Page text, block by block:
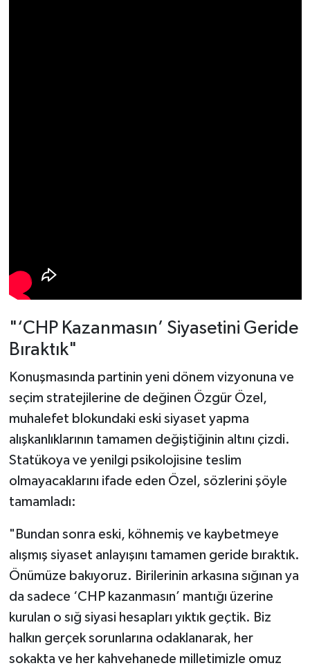
"‘CHP Kazanmasın’ Siyasetini Geride
Bıraktık"
Konuşmasında partinin yeni dönem vizyonuna ve
seçim stratejilerine de değinen Özgür Özel,
muhalefet blokundaki eski siyaset yapma
alışkanlıklarının tamamen değiştiğinin altını çizdi.
Statükoya ve yenilgi psikolojisine teslim
olmayacaklarını ifade eden Özel, sözlerini şöyle
tamamladı:
"Bundan sonra eski, köhnemiş ve kaybetmeye
alışmış siyaset anlayışını tamamen geride bıraktık.
Önümüze bakıyoruz. Birilerinin arkasına sığınan ya
da sadece ‘CHP kazanmasın’ mantığı üzerine
kurulan o sığ siyasi hesapları yıktık geçtik. Biz
halkın gerçek sorunlarına odaklanarak, her
sokakta ve her kahvehanede milletimizle omuz